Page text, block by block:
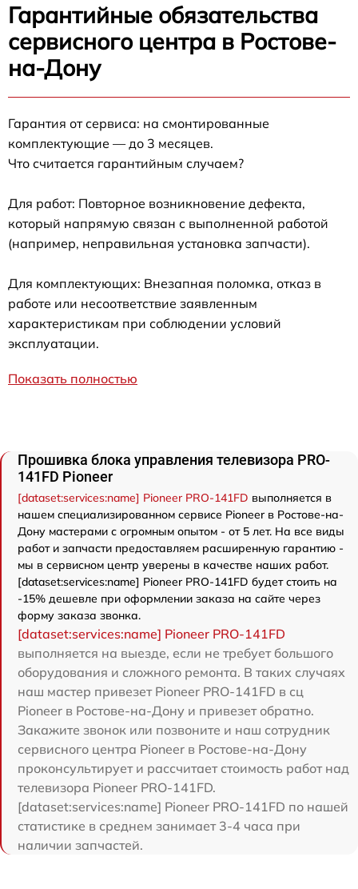
Гарантийные обязательства
сервисного центра в Ростове-
на-Дону
Гарантия от сервиса: на смонтированные
комплектующие — до 3 месяцев.
Что считается гарантийным случаем?
Для работ: Повторное возникновение дефекта,
который напрямую связан с выполненной работой
(например, неправильная установка запчасти).
Для комплектующих: Внезапная поломка, отказ в
работе или несоответствие заявленным
характеристикам при соблюдении условий
эксплуатации.
Показать полностью
Прошивка блока управления телевизора PRO-
141FD Pioneer
[dataset:services:name] Pioneer PRO-141FD выполняется в
нашем специализированном сервисе Pioneer в Ростове-на-
Дону мастерами с огромным опытом - от 5 лет. На все виды
работ и запчасти предоставляем расширенную гарантию -
мы в сервисном центр уверены в качестве наших работ.
[dataset:services:name] Pioneer PRO-141FD будет стоить на
-15% дешевле при оформлении заказа на сайте через
форму заказа звонка.
[dataset:services:name] Pioneer PRO-141FD
выполняется на выезде, если не требует большого
оборудования и сложного ремонта. В таких случаях
наш мастер привезет Pioneer PRO-141FD в сц
Pioneer в Ростове-на-Дону и привезет обратно.
Закажите звонок или позвоните и наш сотрудник
сервисного центра Pioneer в Ростове-на-Дону
проконсультирует и рассчитает стоимость работ над
телевизора Pioneer PRO-141FD.
[dataset:services:name] Pioneer PRO-141FD по нашей
статистике в среднем занимает 3-4 часа при
наличии запчастей.